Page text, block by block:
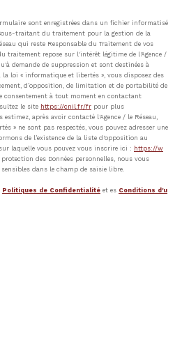
sont enregistrées dans un fichier informatisé
traitant du traitement pour la gestion de la
qui reste Responsable du Traitement de vos
traitement repose sur l'intérêt légitime de l'Agence /
demande de suppression et sont destinées à
la loi « informatique et libertés », vous disposez des
d’opposition, de limitation et de portabilité de
consentement à tout moment en contactant
le site https://cnil.fr/fr pour plus
après avoir contacté l'Agence / le Réseau,
» ne sont pas respectés, vous pouvez adresser une
de l’existence de la liste d'opposition au
laquelle vous pouvez vous inscrire ici : https://w
des Données personnelles, nous vous
dans le champ de saisie libre.
Politiques de Confidentialité et es Conditions d'u